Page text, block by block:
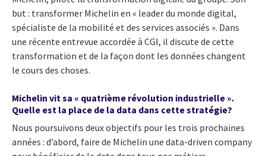
but : transformer Michelin en « leader du monde digital,
spécialiste de la mobilité et des services associés ». Dans
une récente entrevue accordée à CGI, il discute de cette
transformation et de la façon dont les données changent
le cours des choses.
Michelin vit sa « quatrième révolution industrielle ».
Quelle est la place de la data dans cette stratégie?
Nous poursuivons deux objectifs pour les trois prochaines
années : d’abord, faire de Michelin une data-driven company